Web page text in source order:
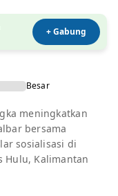
+ Gabung
Besar
meningkatkan
bersama
sosialisasi di
Hulu, Kalimantan